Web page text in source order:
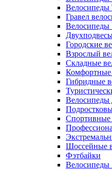
Велосипеды
Гравел
Велосипеды
Городские
Взрослый
Складные
Комфортные
Гибридные
Велосипеды
Спортивные
Шоссейные
Фэтбайки
Велосипеды